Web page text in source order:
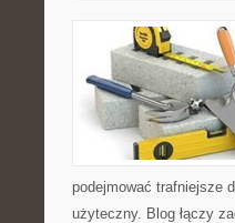
podejmować trafniejsze
użyteczny. Blog łączy